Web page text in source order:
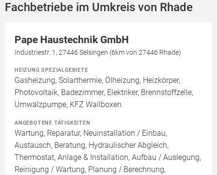
Fachbetriebe im Umkreis von Rhade
Pape Haustechnik GmbH
Industriestr. 1, 27446 Selsingen (6km von 27446 Rhade)
HEIZUNG SPEZIALGEBIETE
Gasheizung, Solarthermie, Ölheizung, Heizkörper,
Photovoltaik, Badezimmer, Elektriker, Brennstoffzelle,
Umwälzpumpe, KFZ Wallboxen
ANGEBOTENE TÄTIGKEITEN
Wartung, Reparatur, Neuinstallation / Einbau,
Austausch, Beratung, Hydraulischer Abgleich,
Thermostat, Anlage & Installation, Aufbau / Auslegung,
Reinigung / Wartung, Planung / Berechnung,